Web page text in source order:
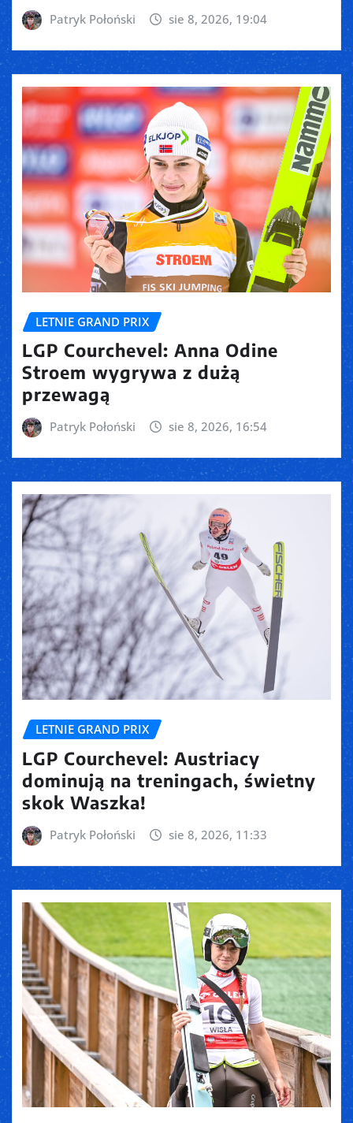
Patryk Połoński sie 8, 2026, 19:04
LETNIE GRAND PRIX
LGP Courchevel: Anna Odine
Stroem wygrywa z dużą
przewagą
Patryk Połoński sie 8, 2026, 16:54
LETNIE GRAND PRIX
LGP Courchevel: Austriacy
dominują na treningach, świetny
skok Waszka!
Patryk Połoński sie 8, 2026, 11:33